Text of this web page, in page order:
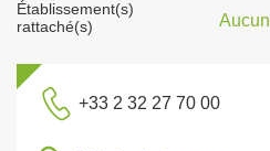
Établissement(s)
rattaché(s)
Aucun
+33 2 32 27 70 00